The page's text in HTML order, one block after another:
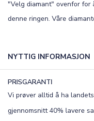
"Velg diamant" ovenfor for
denne ringen. Våre
NYTTIG INFORMASJON
PRISGARANTI
Vi prøver alltid å ha
gjennomsnitt 40% lavere